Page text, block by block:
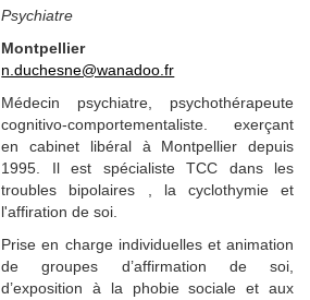
Psychiatre
Montpellier
n.duchesne@wanadoo.fr
Médecin psychiatre, psychothérapeute
cognitivo-comportementaliste. exerçant
en cabinet libéral à Montpellier depuis
1995. Il est spécialiste TCC dans les
troubles bipolaires , la cyclothymie et
l'affiration de soi.
Prise en charge individuelles et animation
de groupes d’affirmation de soi,
d’exposition à la phobie sociale et aux